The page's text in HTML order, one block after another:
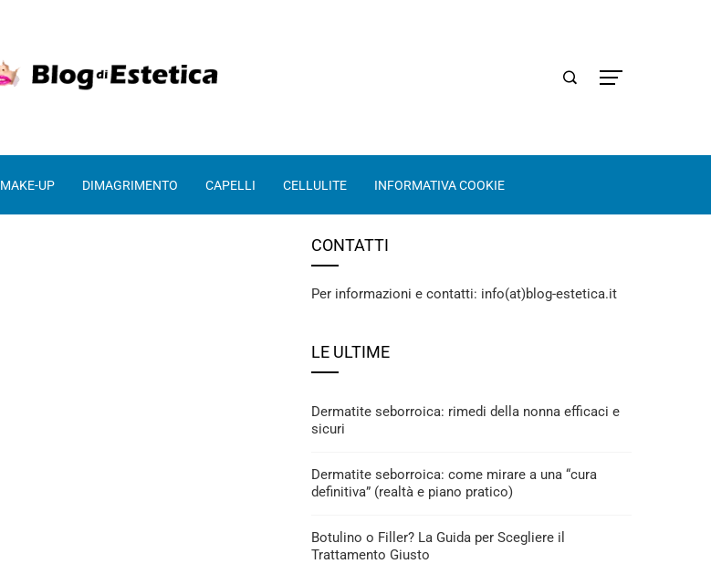
MAKE-UP DIMAGRIMENTO CAPELLI CELLULITE INFORMATIVA COOKIE
CONTATTI
Per informazioni e contatti: info(at)blog-estetica.it
LE ULTIME
Dermatite seborroica: rimedi della nonna efficaci e
sicuri
Dermatite seborroica: come mirare a una “cura
definitiva” (realtà e piano pratico)
Botulino o Filler? La Guida per Scegliere il
Trattamento Giusto